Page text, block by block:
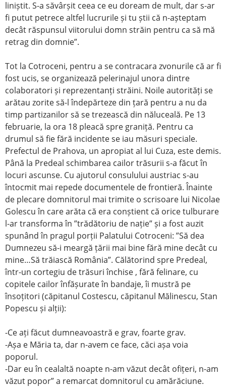
liniștit. S-a săvârșit ceea ce eu doream de mult, dar s-ar
fi putut petrece altfel lucrurile și tu știi că n-așteptam
decât răspunsul viitorului domn străin pentru ca să mă
retrag din domnie”.
Tot la Cotroceni, pentru a se contracara zvonurile că ar fi
fost ucis, se organizează pelerinajul unora dintre
colaboratori și reprezentanți străini. Noile autorități se
arătau zorite să-l îndepărteze din țară pentru a nu da
timp partizanilor să se trezească din năluceală. Pe 13
februarie, la ora 18 pleacă spre graniță. Pentru ca
drumul să fie fără incidente se iau măsuri speciale.
Prefectul de Prahova, un apropiat al lui Cuza, este demis.
Până la Predeal schimbarea cailor trăsurii s-a făcut în
locuri ascunse. Cu ajutorul consulului austriac s-au
întocmit mai repede documentele de frontieră. Înainte
de plecare domnitorul mai trimite o scrisoare lui Nicolae
Golescu în care arăta că era conștient că orice tulburare
l-ar transforma în ”trădătoriu de nație” și a fost auzit
spunând în pragul porții Palatului Cotroceni: ”Să dea
Dumnezeu să-i meargă țării mai bine fără mine decât cu
mine…Să trăiască România”. Călătorind spre Predeal,
într-un cortegiu de trăsuri închise , fără felinare, cu
copitele cailor înfășurate în bandaje, îi mustră pe
însoțitori (căpitanul Costescu, căpitanul Mălinescu, Stan
Popescu și alții):
-Ce ați făcut dumneavoastră e grav, foarte grav.
-Așa e Măria ta, dar n-avem ce face, căci așa voia
poporul.
-Dar eu în cealaltă noapte n-am văzut decât ofițeri, n-am
văzut popor” a remarcat domnitorul cu amărăciune.